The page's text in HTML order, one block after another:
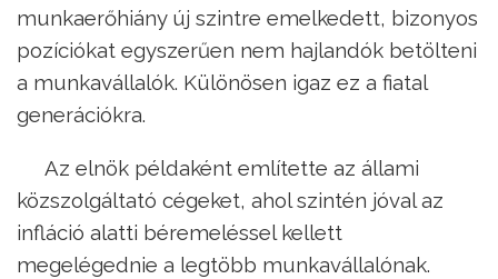
munkaerőhiány új szintre emelkedett, bizonyos
pozíciókat egyszerűen nem hajlandók betölteni
a munkavállalók. Különösen igaz ez a fiatal
generációkra.
Az elnök példaként említette az állami
közszolgáltató cégeket, ahol szintén jóval az
infláció alatti béremeléssel kellett
megelégednie a legtöbb munkavállalónak.